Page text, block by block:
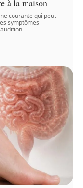
à la maison
courante qui peut
symptômes
…